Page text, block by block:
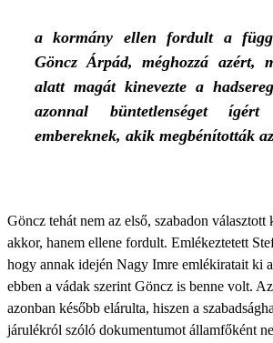
a kormány ellen fordult a
Göncz Árpád, méghozzá azért,
alatt magát kinevezte a
azonnal büntetlenséget
embereknek, akik megbénították
Göncz tehát nem az első, szabadon
akkor, hanem ellene fordult. Emlékeztetett
hogy annak idején Nagy Imre emlékiratait ki
ebben a vádak szerint Göncz is benne volt.
azonban később elárulta, hiszen a
járulékról szóló dokumentumot államfőként